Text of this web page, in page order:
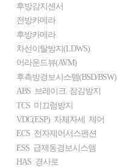
후방감지센서
전방카메라
후방카메라
차선이탈방지(LDWS)
어라운드뷰(AVM)
후측방경보시스템(BSD/BSW)
ABS 브레이크 잠김방지
TCS 미끄럼방지
VDC(ESP) 차체자세 제어
ECS 전자제어서스펜션
ESS 급제동경보시스템
HAS 경사로